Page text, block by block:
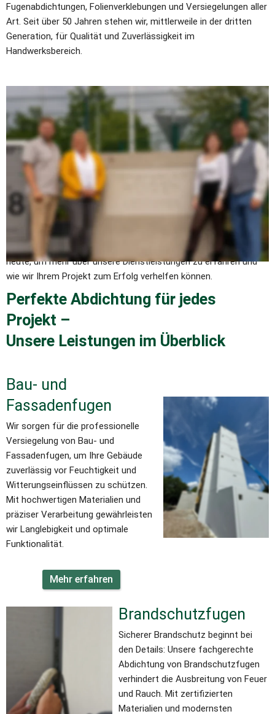
Fugenabdichtungen, Folienverklebungen und Versiegelungen aller
Art. Seit über 50 Jahren stehen wir, mittlerweile in der dritten
Generation, für Qualität und Zuverlässigkeit im
Handwerksbereich.
Unser Angebot umfasst ein breites Spektrum an
Dienstleistungen, von klassischen Badezimmerfugen bis hin zu
spezialisierten Versiegelungen nach dem
Wasserhaushaltsgesetz (WHG), die eine präzise Ausführung
nach strengen Normen erfordern. Unsere Experten sind durch
umfassende Schulungen bestens qualifiziert, um auch die
anspruchsvollsten Projekte fachgerecht und effizient zu
realisieren. Vertrauen Sie auf unsere jahrzehntelange Erfahrung
und unser Fachwissen, um Ihr Bauvorhaben mit höchster
Sorgfalt und Qualität zu verwirklichen. Kontaktieren Sie uns
heute, um mehr über unsere Dienstleistungen zu erfahren und
wie wir Ihrem Projekt zum Erfolg verhelfen können.
Perfekte Abdichtung für jedes
Projekt –
Unsere Leistungen im Überblick
Bau- und
Fassadenfugen
Wir sorgen für die professionelle
Versiegelung von Bau- und
Fassadenfugen, um Ihre Gebäude
zuverlässig vor Feuchtigkeit und
Witterungseinflüssen zu schützen.
Mit hochwertigen Materialien und
präziser Verarbeitung gewährleisten
wir Langlebigkeit und optimale
Funktionalität.
Mehr erfahren
Brandschutzfugen
Sicherer Brandschutz beginnt bei
den Details: Unsere fachgerechte
Abdichtung von Brandschutzfugen
verhindert die Ausbreitung von Feuer
und Rauch. Mit zertifizierten
Materialien und modernsten